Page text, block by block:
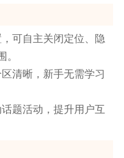
可自主关闭定位、隐
清晰，新手无需学习
题活动，提升用户互